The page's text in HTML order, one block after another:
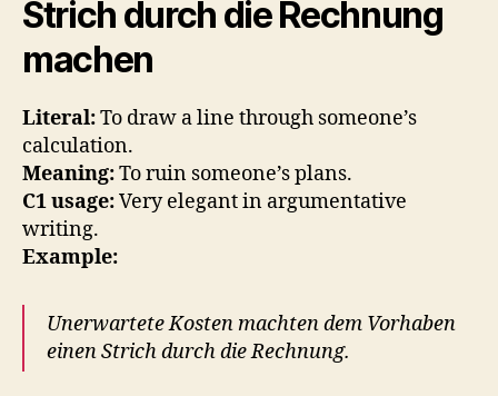
Strich durch die Rechnung
machen
Literal:To draw a line through someone’s
calculation.
Meaning:To ruin someone’s plans.
C1 usage:Very elegant in argumentative
writing.
Example:
Unerwartete Kosten machten dem Vorhaben
einen Strich durch die Rechnung.